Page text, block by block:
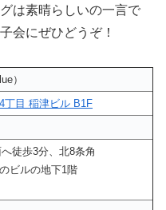
は素晴らしいの一言で
会にぜひどうぞ！
）
丁目 稲津ビル B1F
徒歩3分、北8条角
ビルの地下1階